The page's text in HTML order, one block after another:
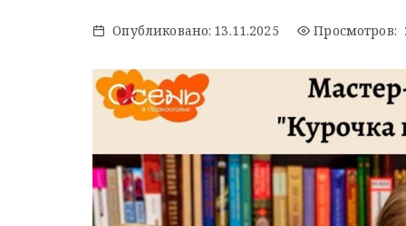
Опубликовано: 13.11.2025 Просмотров: